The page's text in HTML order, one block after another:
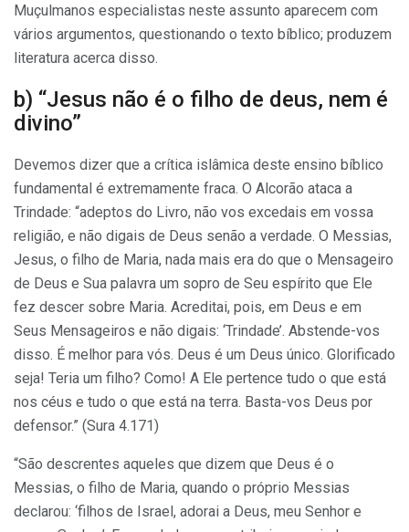
Muçulmanos especialistas neste assunto aparecem com
vários argumentos, questionando o texto bíblico; produzem
literatura acerca disso.
b) “Jesus não é o filho de deus, nem é
divino”
Devemos dizer que a crítica islâmica deste ensino bíblico
fundamental é extremamente fraca. O Alcorão ataca a
Trindade: “adeptos do Livro, não vos excedais em vossa
religião, e não digais de Deus senão a verdade. O Messias,
Jesus, o filho de Maria, nada mais era do que o Mensageiro
de Deus e Sua palavra um sopro de Seu espírito que Ele
fez descer sobre Maria. Acreditai, pois, em Deus e em
Seus Mensageiros e não digais: ‘Trindade’. Abstende-vos
disso. É melhor para vós. Deus é um Deus único. Glorificado
seja! Teria um filho? Como! A Ele pertence tudo o que está
nos céus e tudo o que está na terra. Basta-vos Deus por
defensor.” (Sura 4.171)
“São descrentes aqueles que dizem que Deus é o
Messias, o filho de Maria, quando o próprio Messias
declarou: ‘filhos de Israel, adorai a Deus, meu Senhor e